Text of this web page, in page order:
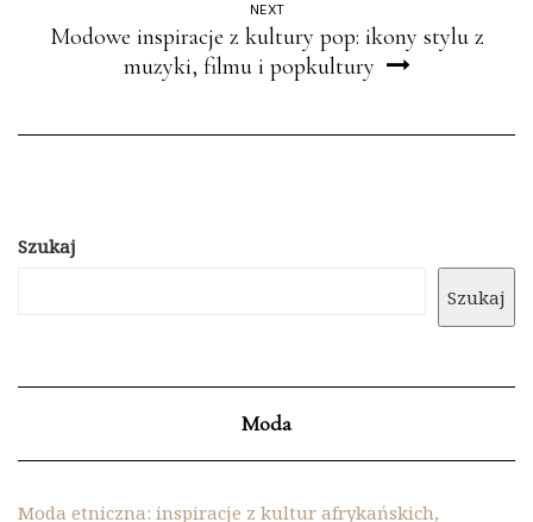
NEXT
Modowe inspiracje z kultury pop: ikony stylu z
muzyki, filmu i popkultury
Szukaj
Szukaj
Moda
Moda etniczna: inspiracje z kultur afrykańskich,